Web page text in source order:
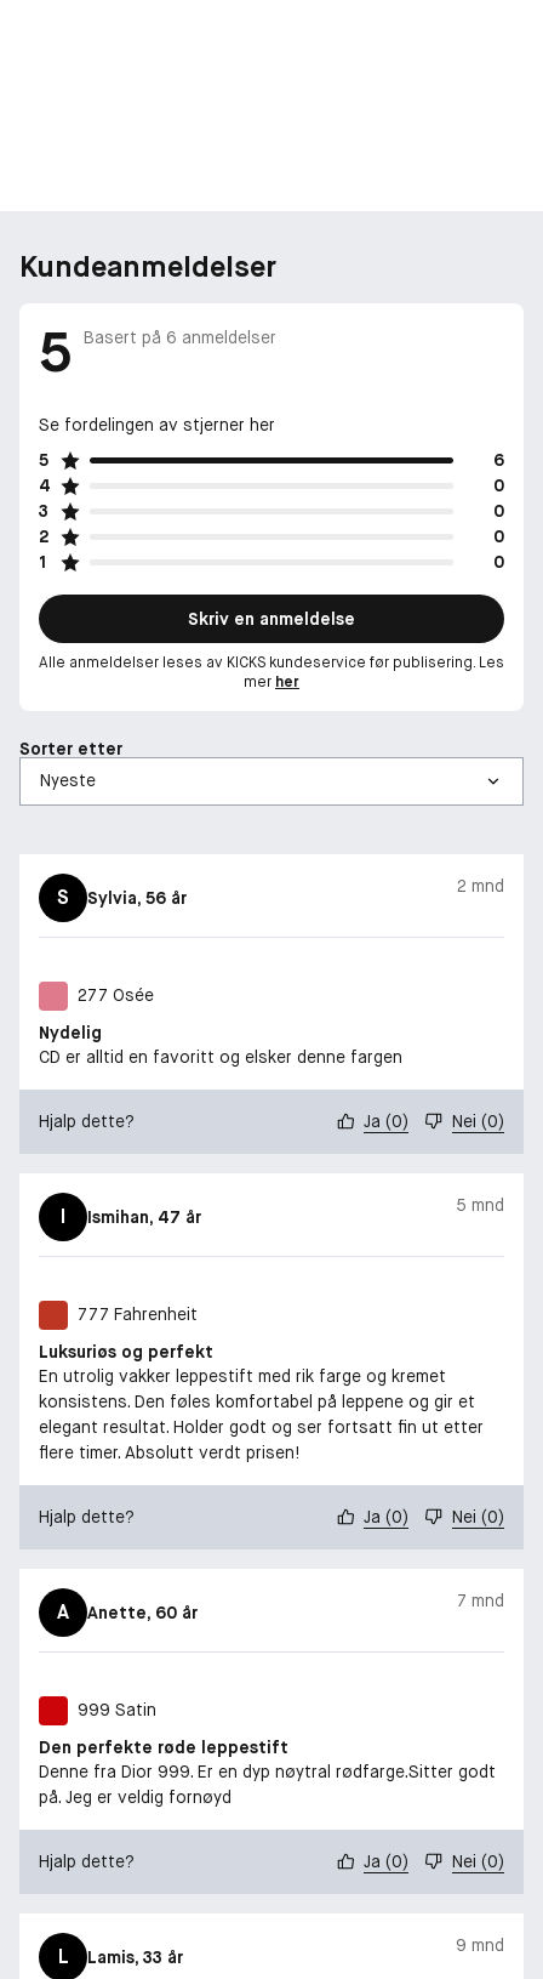
Kundeanmeldelser
5 Basert på 6 anmeldelser
Se fordelingen av stjerner her
5
6
4
0
3
0
2
0
1
0
Skriv en anmeldelse
Alle anmeldelser leses av KICKS kundeservice før publisering. Les
mer her
Sorter etter
S Sylvia, 56 år
2 mnd
277 Osée
Nydelig
CD er alltid en favoritt og elsker denne fargen
Hjalp dette? Ja (0) Nei (0)
I Ismihan, 47 år
5 mnd
777 Fahrenheit
Luksuriøs og perfekt
En utrolig vakker leppestift med rik farge og kremet
konsistens. Den føles komfortabel på leppene og gir et
elegant resultat. Holder godt og ser fortsatt fin ut etter
flere timer. Absolutt verdt prisen!
Hjalp dette? Ja (0) Nei (0)
A Anette, 60 år
7 mnd
999 Satin
Den perfekte røde leppestift
Denne fra Dior 999. Er en dyp nøytral rødfarge.Sitter godt
på. Jeg er veldig fornøyd
Hjalp dette? Ja (0) Nei (0)
L Lamis, 33 år
9 mnd